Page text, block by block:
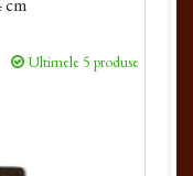
cm
Ultimele 5 produse